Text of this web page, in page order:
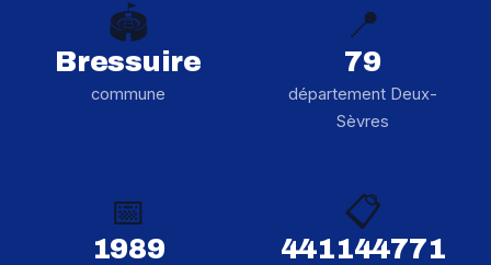
🏟️
Bressuire
commune
📍
79
département Deux-
Sèvres
📅
1989
📋
441144771